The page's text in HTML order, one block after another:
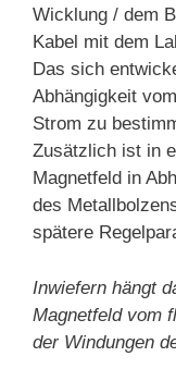
Wicklung / dem
Kabel mit dem
Das sich
Abhängigkeit
Strom zu
Zusätzlich ist in
Magnetfeld in
des
spätere
Inwiefern hängt
Magnetfeld vom
der Windungen